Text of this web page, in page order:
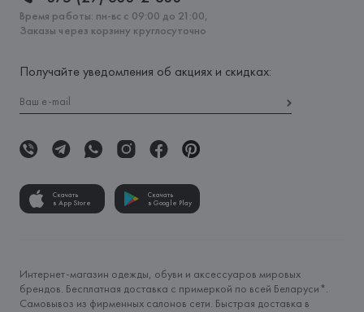
Время работы: пн-вс с 09:00 до 21:00,
Заказы через корзину круглосуточно
Получайте уведомления об акциях и скидках:
Скачать
в App Store
Скачать
в Google Play
Интернет-магазин одежды, обуви и аксессуаров мировых
брендов. Бесплатная доставка с примеркой по всей Беларуси*.
Самовывоз из фирменных салонов сети. Быстрая доставка в